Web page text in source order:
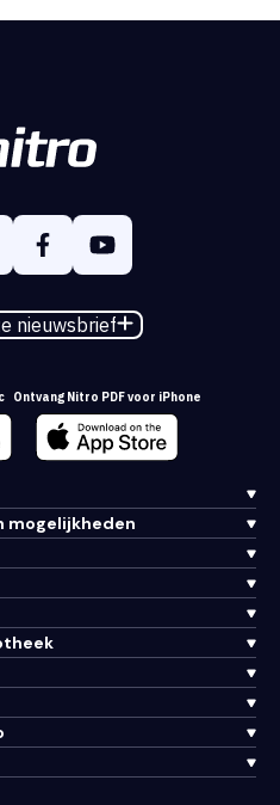
nieuwsbrief
Ontvang Nitro PDF voor iPhone
mogelijkheden